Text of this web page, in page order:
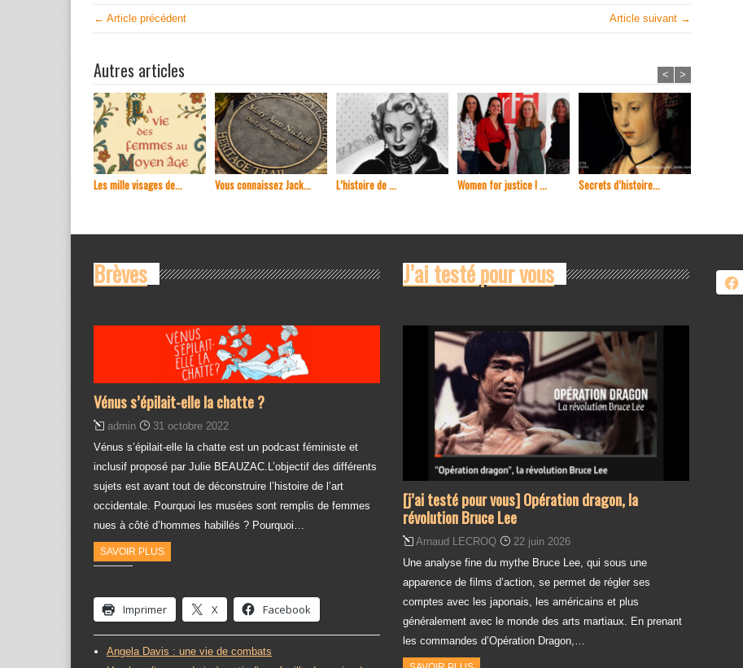
← Article précédent Article suivant →
Autres articles
Les mille visages de... Vous connaissez Jack... L’histoire de ... Women for justice ! ... Secrets d’histoire...
< >
Brèves
Vénus s’épilait-elle la chatte ?
admin
31 octobre 2022
Vénus s’épilait-elle la chatte est un podcast féministe et
inclusif proposé par Julie BEAUZAC.L’objectif des différents
sujets est avant tout de déconstruire l’histoire de l’art
occidentale. Pourquoi les musées sont remplis de femmes
nues à côté d’hommes habillés ? Pourquoi…
SAVOIR PLUS
Imprimer X Facebook
Angela Davis : une vie de combats
J’ai testé pour vous
[j’ai testé pour vous] Opération dragon, la
révolution Bruce Lee
Arnaud LECROQ
22 juin 2026
Une analyse fine du mythe Bruce Lee, qui sous une
apparence de films d’action, se permet de régler ses
comptes avec les japonais, les américains et plus
généralement avec le monde des arts martiaux. En prenant
les commandes d’Opération Dragon,…